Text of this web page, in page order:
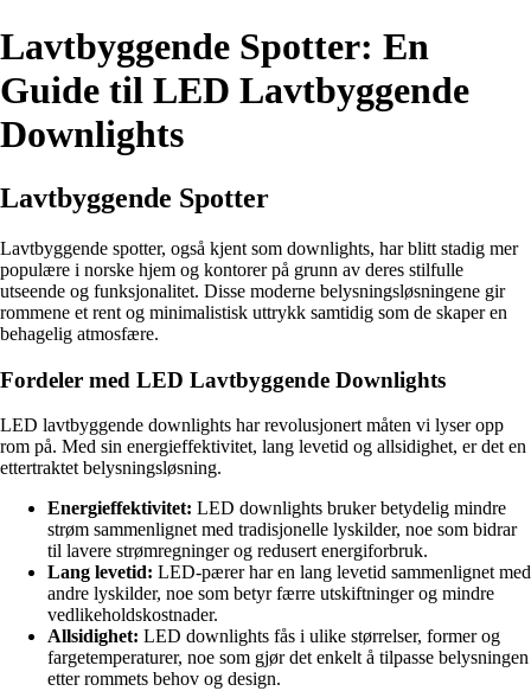
Lavtbyggende Spotter: En
Guide til LED Lavtbyggende
Downlights
Lavtbyggende Spotter
Lavtbyggende spotter, også kjent som downlights, har blitt stadig mer
populære i norske hjem og kontorer på grunn av deres stilfulle
utseende og funksjonalitet. Disse moderne belysningsløsningene gir
rommene et rent og minimalistisk uttrykk samtidig som de skaper en
behagelig atmosfære.
Fordeler med LED Lavtbyggende Downlights
LED lavtbyggende downlights har revolusjonert måten vi lyser opp
rom på. Med sin energieffektivitet, lang levetid og allsidighet, er det en
ettertraktet belysningsløsning.
Energieffektivitet: LED downlights bruker betydelig mindre
strøm sammenlignet med tradisjonelle lyskilder, noe som bidrar
til lavere strømregninger og redusert energiforbruk.
Lang levetid: LED-pærer har en lang levetid sammenlignet med
andre lyskilder, noe som betyr færre utskiftninger og mindre
vedlikeholdskostnader.
Allsidighet: LED downlights fås i ulike størrelser, former og
fargetemperaturer, noe som gjør det enkelt å tilpasse belysningen
etter rommets behov og design.